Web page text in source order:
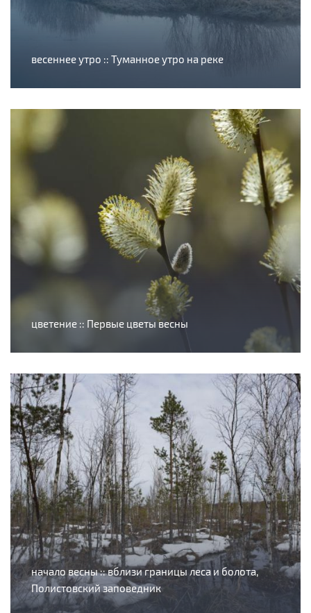
весеннее утро :: Туманное утро на реке
цветение :: Первые цветы весны
начало весны :: вблизи границы леса и болота,
Полистовский заповедник